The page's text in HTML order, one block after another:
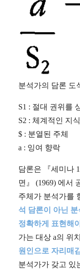
분석가의 담론 도
S1 : 절대 권위를
S2 : 체계적인 지식
$ : 분열된 주체
a : 잉여 향락
담론은 『세미나
면』 (1969) 에서
주체가 분석가를
석 담론이 아닌
정확하게 표현해
가는 대상 a의 위
원인으로 자리매김
분석가가 갖고 있